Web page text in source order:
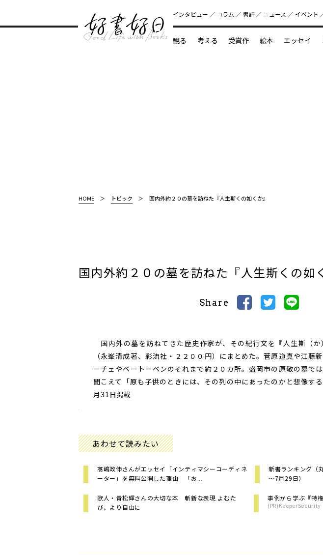
好書好日
インタビュー コラム 書評 ニュース イベント
観る 考える 受賞作 絵本 エッセイ
HOME トピック 国内外約２０の墓を訪ねた『人生斯くの如くか』
国内外約２０の墓を訪ねた『人生斯くの如
Share
国内外の墓を訪ねてきた歴史作家が、その紀行文を『人生斯（か
（永峯清成著、彩流社・２２００円）にまとめた。菅原道真や江藤
ーチェやベートーベンのそれまで約２０カ所。盛岡市の原敬の墓で
聞こえて「原も子供のときには、その列の中にあったのかと想像す
月31日掲載
あわせて読みたい
髙嶋政伸さんがエッセイ「インティマシーコーディネ
ーター」を無料公開した理由 「お...
新書ランキング（
～7月29日）
歌人・青松輝さんの大切な本 斬新な表現 よむた
び、より自由に
事例から学ぶ『特
(PR)KeeperSecurity